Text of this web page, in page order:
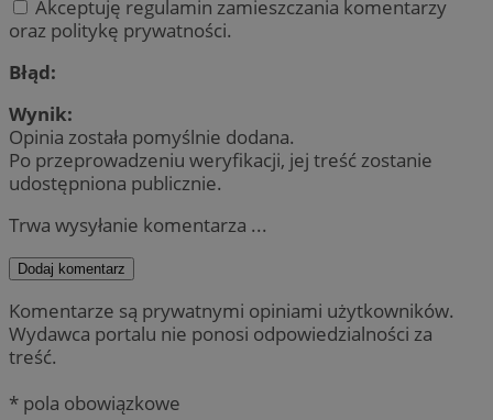
Akceptuję regulamin zamieszczania komentarzy
oraz politykę prywatności.
Błąd:
Wynik:
Opinia została pomyślnie dodana.
Po przeprowadzeniu weryfikacji, jej treść zostanie
udostępniona publicznie.
Trwa wysyłanie komentarza ...
Dodaj komentarz
Komentarze są prywatnymi opiniami użytkowników.
Wydawca portalu nie ponosi odpowiedzialności za
treść.
* pola obowiązkowe